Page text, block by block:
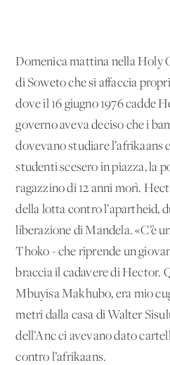
Domenica mattina nella Holy
di Soweto che si affaccia
dove il 16 giugno 1976 cadde
governo aveva deciso che i
dovevano studiare l’afrikaans
studenti scesero in piazza, la
ragazzino di 12 anni morì.
della lotta contro l’apartheid,
liberazione di Mandela. «C’è
Thoko - che riprende un
braccia il cadavere di Hector.
Mbuyisa Makhubo, era mio
metri dalla casa di Walter
dell’Anc ci avevano dato
contro l’afrikaans.